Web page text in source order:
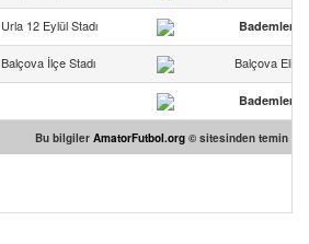
Urla 12 Eylül Stadı
Balçova İlçe Stadı Balçova
Bu bilgiler AmatorFutbol.org © sitesinden temin